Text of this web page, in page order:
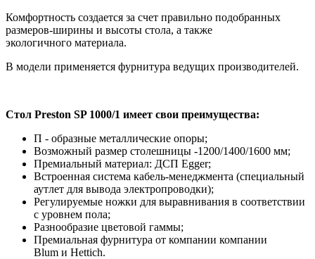
Комфортность создается за счет правильно подобранных
размеров-ширины и высоты стола, а также
экологичного материала.
В модели применяется фурнитура ведущих производителей.
Стол Preston SP 1000/1 имеет свои преимущества:
П - образные металлические опоры;
Возможный размер столешницы -1200/1400/1600 мм;
Премиальный материал: ДСП Egger;
Встроенная система кабель-менеджмента (специальный
аутлет для вывода электропроводки);
Регулируемые ножки для выравнивания в соответствии
с уровнем пола;
Разнообразие цветовой гаммы;
Премиальная фурнитура от компании компании
Blum и Hettich.